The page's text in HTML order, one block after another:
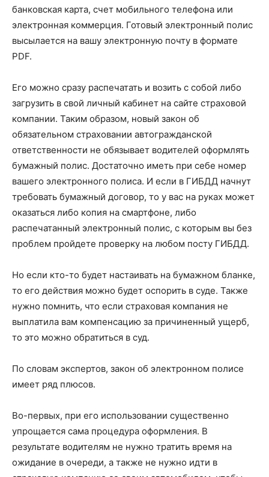
банковская карта, счет мобильного телефона или
электронная коммерция. Готовый электронный полис
высылается на вашу электронную почту в формате
PDF.
Его можно сразу распечатать и возить с собой либо
загрузить в свой личный кабинет на сайте страховой
компании. Таким образом, новый закон об
обязательном страховании автогражданской
ответственности не обязывает водителей оформлять
бумажный полис. Достаточно иметь при себе номер
вашего электронного полиса. И если в ГИБДД начнут
требовать бумажный договор, то у вас на руках может
оказаться либо копия на смартфоне, либо
распечатанный электронный полис, с которым вы без
проблем пройдете проверку на любом посту ГИБДД.
Но если кто-то будет настаивать на бумажном бланке,
то его действия можно будет оспорить в суде. Также
нужно помнить, что если страховая компания не
выплатила вам компенсацию за причиненный ущерб,
то это можно обратиться в суд.
По словам экспертов, закон об электронном полисе
имеет ряд плюсов.
Во-первых, при его использовании существенно
упрощается сама процедура оформления. В
результате водителям не нужно тратить время на
ожидание в очереди, а также не нужно идти в